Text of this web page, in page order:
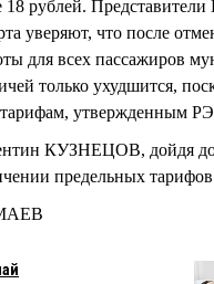
18 рублей.
уверяют, что после
для всех пассажиров
только ухудшится,
тарифам, утвержденным
КУЗНЕЦОВ, дойдя до
предельных